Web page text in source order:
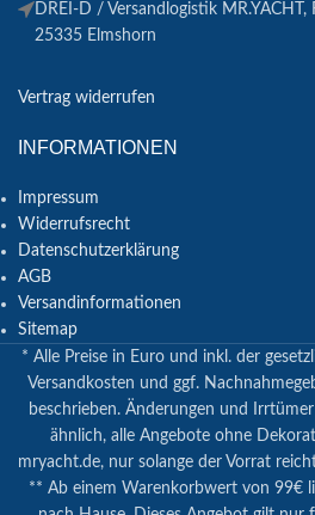
DREI-D / Versandlogistik MR.YACHT,
25335 Elmshorn
Vertrag widerrufen
INFORMATIONEN
Impressum
Widerrufsrecht
Datenschutzerklärung
AGB
Versandinformationen
Sitemap
* Alle Preise in Euro und inkl. der
Versandkosten und ggf.
beschrieben. Änderungen und
ähnlich, alle Angebote ohne
mryacht.de, nur solange der Vorrat
** Ab einem Warenkorbwert von 99€